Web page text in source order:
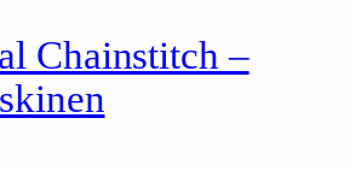
Chainstitch –